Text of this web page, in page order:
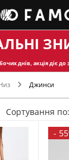
днів, акція діє до
Джинси
Сортування по:
-